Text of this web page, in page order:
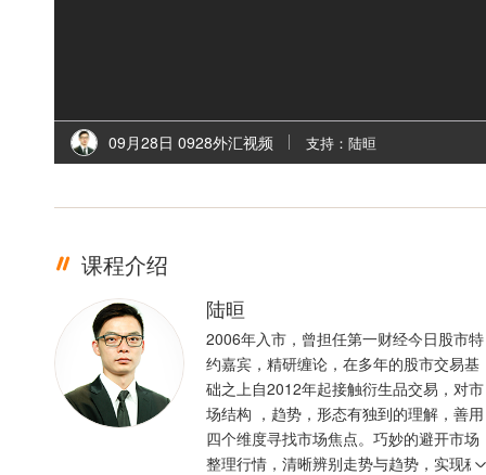
09月28日 0928外汇视频 支持：陆晅
课程介绍
陆晅
2006年入市，曾担任第一财经今日股市特
约嘉宾，精研缠论，在多年的股市交易基
础之上自2012年起接触衍生品交易，对市
场结构 ，趋势，形态有独到的理解，善用
四个维度寻找市场焦点。巧妙的避开市场
整理行情，清晰辨别走势与趋势，实现稳